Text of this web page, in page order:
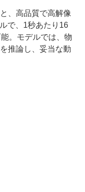
、高品質で高解像
で、1秒あたり16
。モデルでは、物
推論し、妥当な動